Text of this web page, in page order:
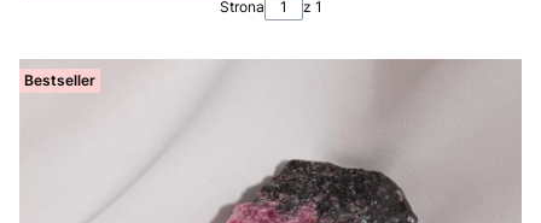
Strona z 1
Bestseller